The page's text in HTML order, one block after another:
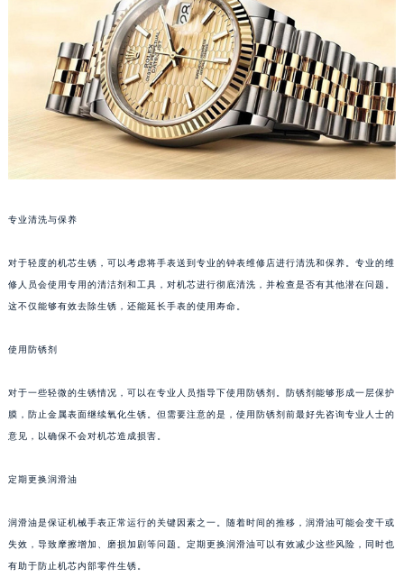
专业清洗与保养
对于轻度的机芯生锈，可以考虑将手表送到专业的钟表维修店进行清洗和保养。专业的维
修人员会使用专用的清洁剂和工具，对机芯进行彻底清洗，并检查是否有其他潜在问题。
这不仅能够有效去除生锈，还能延长手表的使用寿命。
使用防锈剂
对于一些轻微的生锈情况，可以在专业人员指导下使用防锈剂。防锈剂能够形成一层保护
膜，防止金属表面继续氧化生锈。但需要注意的是，使用防锈剂前最好先咨询专业人士的
意见，以确保不会对机芯造成损害。
定期更换润滑油
润滑油是保证机械手表正常运行的关键因素之一。随着时间的推移，润滑油可能会变干或
失效，导致摩擦增加、磨损加剧等问题。定期更换润滑油可以有效减少这些风险，同时也
有助于防止机芯内部零件生锈。